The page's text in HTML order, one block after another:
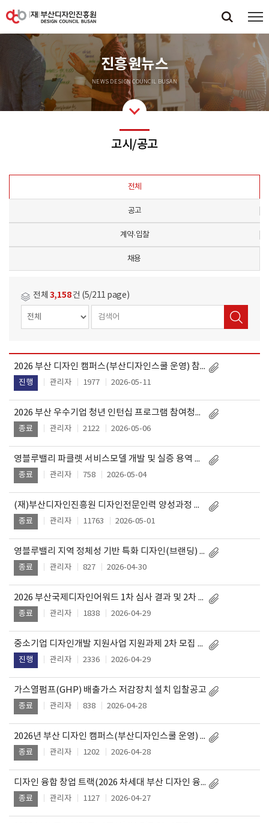
진흥원뉴스
NEWS DESIGN COUNCIL BUSAN
고시/공고
전체
공고
계약·입찰
채용
전체 3,158건 (5/211 page)
제
목
작
성
2026 부산 디자인 캠퍼스(부산디자인스쿨 운영) 참여청년 모집 공고
진행 관리자 1977 2026-05-11
2026 부산 우수기업 청년 인턴십 프로그램 참여청년 모집
종료 관리자 2122 2026-05-06
영블루밸리 파클렛 서비스모델 개발 및 실증 용역 입찰공고
종료 관리자 758 2026-05-04
(재)부산디자인진흥원 디자인전문인력 양성과정 「UI/UX 웹디자인 퍼블리셔 과정」 취업교육생 모집
종료 관리자 11763 2026-05-01
영블루밸리 지역 정체성 기반 특화 디자인(브랜딩) 개발 용역 입찰공고
종료 관리자 827 2026-04-30
2026 부산국제디자인어워드 1차 심사 결과 및 2차 심사 계획 공고
종료 관리자 1838 2026-04-29
중소기업 디자인개발 지원사업 지원과제 2차 모집 공고
진행 관리자 2336 2026-04-29
가스열펌프(GHP) 배출가스 저감장치 설치 입찰공고
종료 관리자 838 2026-04-28
2026년 부산 디자인 캠퍼스(부산디자인스쿨 운영) 참여기업 선정 결과
종료 관리자 1202 2026-04-28
디자인 융합 창업 트랙(2026 차세대 부산 디자인 융합 산업육성 지원사업) 1단계 참여기업 추가모집 선정결과 공고
종료 관리자 1127 2026-04-27